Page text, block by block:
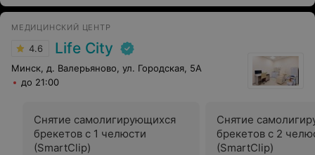
МЕДИЦИНСКИЙ ЦЕНТР
4.6 Life City
Минск, д. Валерьяново, ул. Городская, 5А
до 21:00
Снятие самолигирующихся
брекетов с 1 челюсти
(SmartClip)
Снятие
брекетов с 2
(SmartClip)